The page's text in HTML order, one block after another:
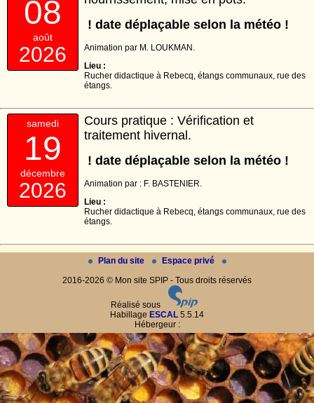
08
août
2026
! date déplaçable selon la météo !
Animation par M. LOUKMAN.
Lieu :
Rucher didactique à Rebecq, étangs communaux, rue des
étangs.
samedi
19
décembre
2026
Cours pratique : Vérification et
traitement hivernal.
! date déplaçable selon la météo !
Animation par : F. BASTENIER.
Lieu :
Rucher didactique à Rebecq, étangs communaux, rue des
étangs.
Plan du site
Espace privé
2016-2026 © Mon site SPIP - Tous droits réservés
Réalisé sous
Habillage ESCAL 5.5.14
Hébergeur :